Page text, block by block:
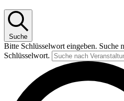
Mai
2026
Suche
Bitte Schlüsselwort eingeben. Suche
Schlüsselwort.